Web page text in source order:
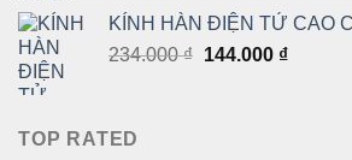
KÍNH HÀN ĐIỆN TỬ CAO
234.000₫ Giá
144.000 ₫Giá
TOP RATED